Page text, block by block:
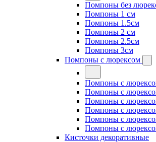
Помпоны без
Помпоны 1 см
Помпоны 1.5см
Помпоны 2 см
Помпоны 2.5см
Помпоны 3см
Помпоны с люрексом
Помпоны с
Помпоны с
Помпоны с
Помпоны с
Помпоны с
Помпоны с
Кисточки декоративные